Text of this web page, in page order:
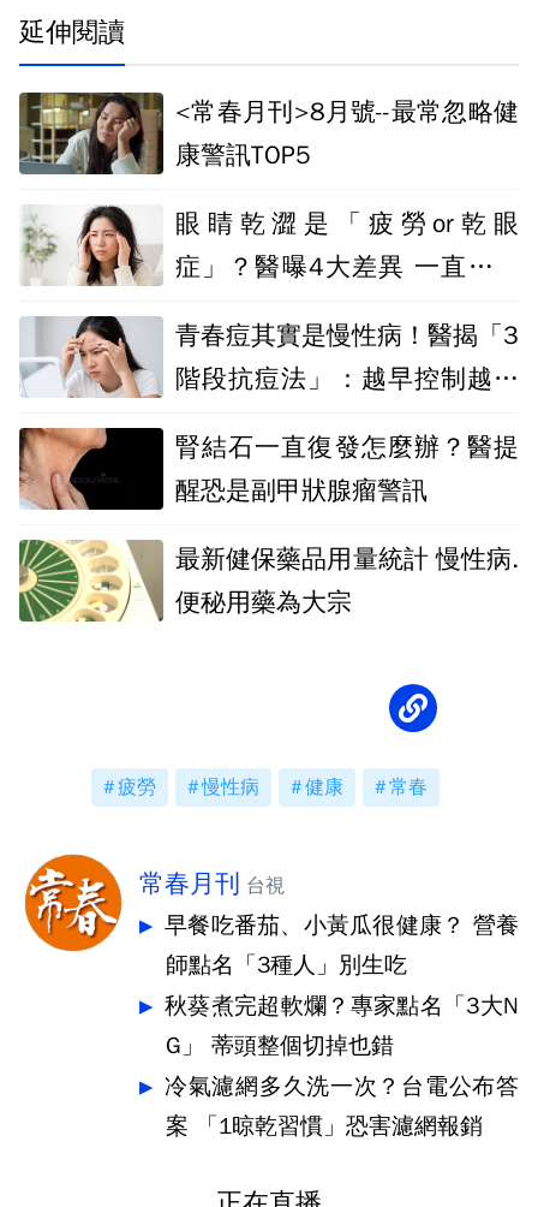
延伸閱讀
<常春月刊>8月號--最常忽略健
康警訊TOP5
眼睛乾澀是「疲勞or乾眼
症」？醫曝4大差異 一直想揉
青春痘其實是慢性病！醫揭「3
階段抗痘法」：越早控制越能
腎結石一直復發怎麼辦？醫提
醒恐是副甲狀腺瘤警訊
最新健保藥品用量統計 慢性病.
便秘用藥為大宗
疲勞 慢性病 健康 常春
常春月刊 台視
早餐吃番茄、小黃瓜很健康？ 營養
師點名「3種人」別生吃
秋葵煮完超軟爛？專家點名「3大N
G」 蒂頭整個切掉也錯
冷氣濾網多久洗一次？台電公布答
案 「1晾乾習慣」恐害濾網報銷